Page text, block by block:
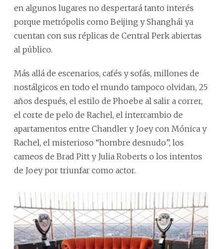
en algunos lugares no despertará tanto interés
porque metrópolis como Beijing y Shanghái ya
cuentan con sus réplicas de Central Perk abiertas
al público.
Más allá de escenarios, cafés y sofás, millones de
nostálgicos en todo el mundo tampoco olvidan, 25
años después, el estilo de Phoebe al salir a correr,
el corte de pelo de Rachel, el intercambio de
apartamentos entre Chandler y Joey con Mónica y
Rachel, el misterioso “hombre desnudo”, los
cameos de Brad Pitt y Julia Roberts o los intentos
de Joey por triunfar como actor.